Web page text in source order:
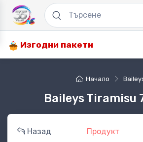
Изгодни пакети
Начало
Baileys Tiramisu
Назад Продукт